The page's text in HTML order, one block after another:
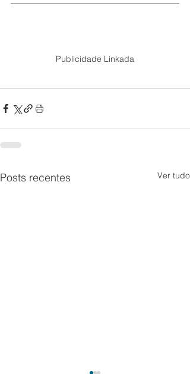
Publicidade Linkada
Posts recentes Ver tudo